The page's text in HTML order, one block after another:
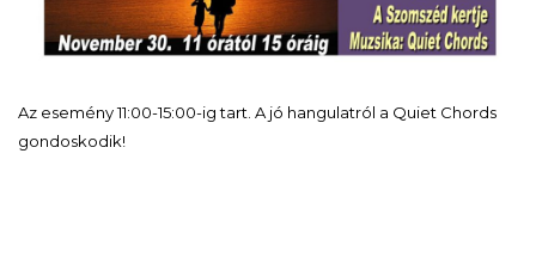
Az esemény 11:00-15:00-ig tart. A jó hangulatról a Quiet Chords
gondoskodik!